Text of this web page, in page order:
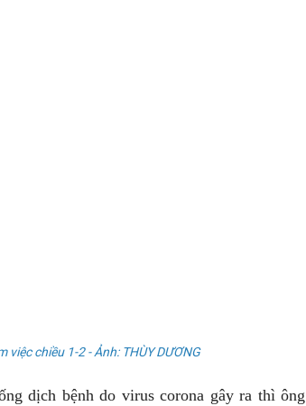
việc chiều 1-2 - Ảnh: THÙY DƯƠNG
dịch bệnh do virus corona gây ra thì ông